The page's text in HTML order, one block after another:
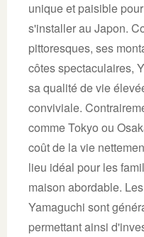
unique et paisible
s'installer au Japon.
pittoresques, ses
côtes spectaculaires,
sa qualité de vie
conviviale.
comme Tokyo ou
coût de la vie
lieu idéal pour les
maison abordable.
Yamaguchi sont
permettant ainsi